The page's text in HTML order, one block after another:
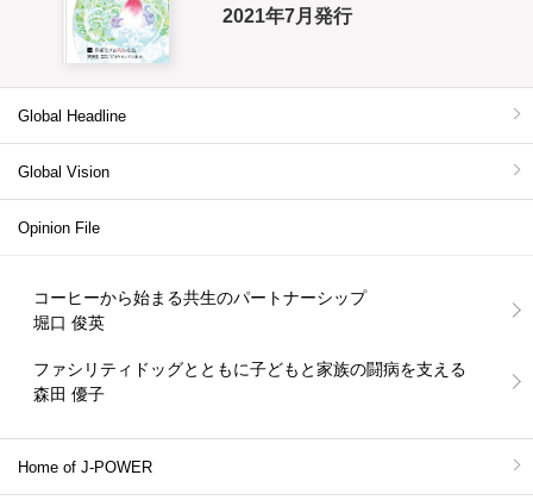
2021年7月発行
Global Headline
Global Vision
Opinion File
コーヒーから始まる共生のパートナーシップ
堀口 俊英
ファシリティドッグとともに子どもと家族の闘病を支える
森田 優子
Home of J-POWER